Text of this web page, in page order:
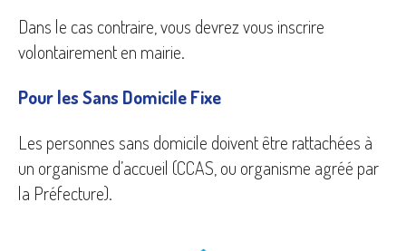
Dans le cas contraire, vous devrez vous inscrire
volontairement en mairie.
Pour les Sans Domicile Fixe
Les personnes sans domicile doivent être rattachées à
un organisme d’accueil (CCAS, ou organisme agréé par
la Préfecture).